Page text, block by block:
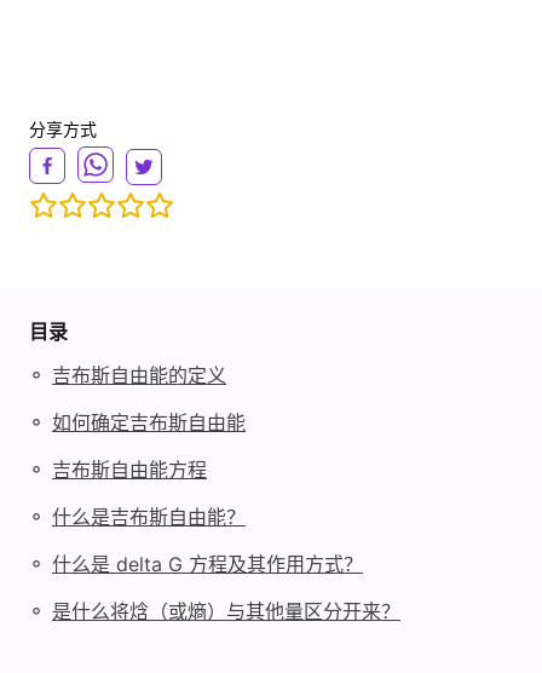
分享方式
目录
◦ 吉布斯自由能的定义
◦ 如何确定吉布斯自由能
◦ 吉布斯自由能方程
◦ 什么是吉布斯自由能？
◦ 什么是 delta G 方程及其作用方式？
◦ 是什么将焓（或熵）与其他量区分开来？